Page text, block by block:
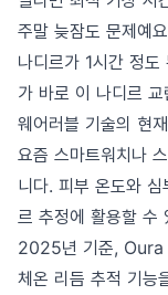
주말 늦잠도 문제예
나디르가 1시간 정
가 바로 이 나디르 교
웨어러블 기술의 현
요즘 스마트워치나
니다. 피부 온도와
르 추정에 활용할 수
2025년 기준,
체온 리듬 추적 기능